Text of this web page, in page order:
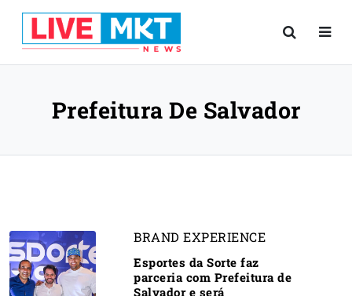
Prefeitura De Salvador
BRAND EXPERIENCE
Esportes da Sorte faz
parceria com Prefeitura de
Salvador e será